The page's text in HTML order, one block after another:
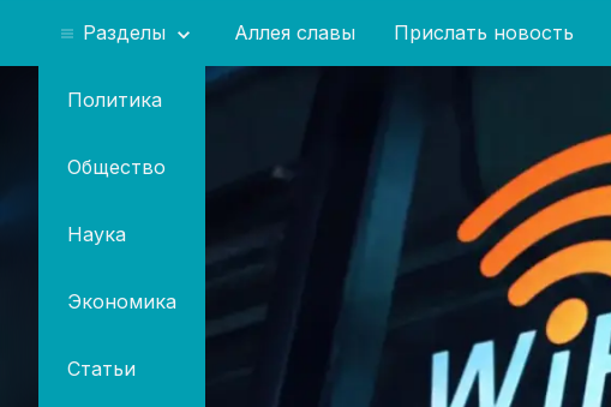
Разделы
Политика
Общество
Наука
Экономика
Статьи
Аллея славы Прислать новость